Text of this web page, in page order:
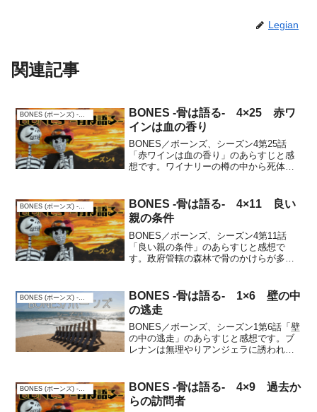
Legian
関連記事
BONES (ボーンズ) -骨は語る-
BONES -骨は語る- 4×25 赤ワ
インは血の香り
BONES／ボーンズ、シーズン4第25話
「赤ワインは血の香り」のあらすじと感
想です。ワイナリーの樽の中から死体が
可能性がある。一方、ブレナンは人工授
精で子供を作ろうと決...
BONES -骨は語る- 4×11 良い
親の条件
BONES／ボーンズ、シーズン4第11話
「良い親の条件」のあらすじと感想で
す。政府管轄の森林で骨のかけらが多数
子供が通う私立学校、ある富豪に関係し
ていた。あらすじカミー...
BONES -骨は語る- 1×6 壁の中
の逃走
BONES／ボーンズ、シーズン1第6話「壁
の中の逃走」のあらすじと感想です。ブ
レナンは無理やりアンジェラに誘われて
できた男に蹴りを入れ男は壁をぶち破っ
てしまいます。あら...
BONES (ボーンズ) -骨は語る-
BONES -骨は語る- 4×9 過去か
らの訪問者